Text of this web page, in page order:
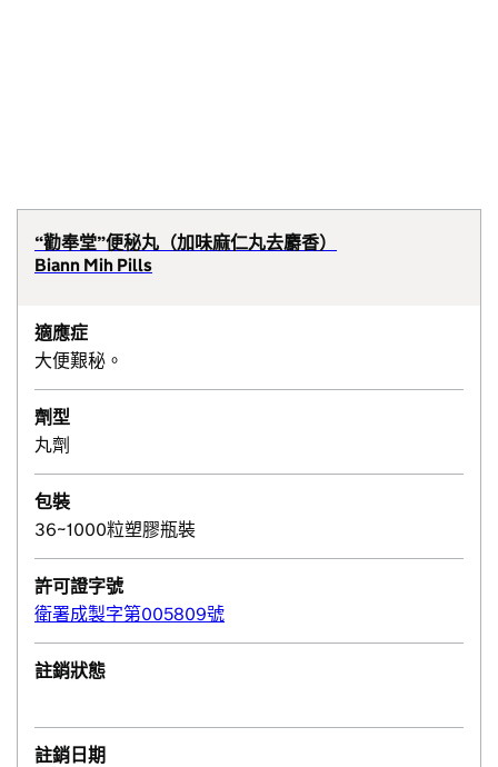
“勸奉堂”便秘丸（加味麻仁丸去麝香）
Biann Mih Pills
適應症
大便艱秘。
劑型
丸劑
包裝
36~1000粒塑膠瓶裝
許可證字號
衛署成製字第005809號
註銷狀態
註銷日期